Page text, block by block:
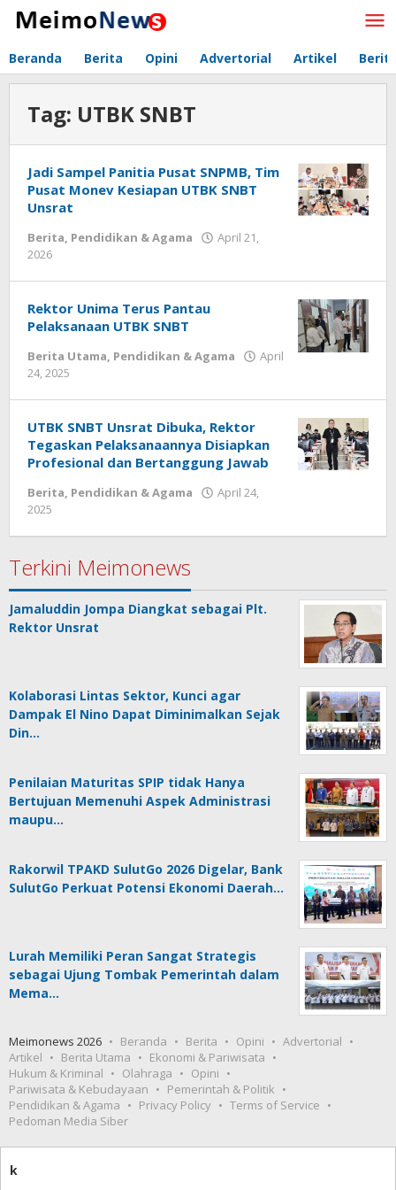
Lewati
Beranda Berita Opini Advertorial Artikel
Tag: UTBK SNBT
Jadi Sampel Panitia Pusat SNPMB, Tim
Pusat Monev Kesiapan UTBK SNBT
Unsrat
Berita, Pendidikan & Agama
April 21,
2026
Rektor Unima Terus Pantau
Pelaksanaan UTBK SNBT
Berita Utama, Pendidikan & Agama
April
24, 2025
UTBK SNBT Unsrat Dibuka, Rektor
Tegaskan Pelaksanaannya Disiapkan
Profesional dan Bertanggung Jawab
Berita, Pendidikan & Agama
April 24,
2025
Terkini Meimonews
Jamaluddin Jompa Diangkat sebagai Plt.
Rektor Unsrat
Kolaborasi Lintas Sektor, Kunci agar
Dampak El Nino Dapat Diminimalkan Sejak
Din…
Penilaian Maturitas SPIP tidak Hanya
Bertujuan Memenuhi Aspek Administrasi
maupu…
Rakorwil TPAKD SulutGo 2026 Digelar, Bank
SulutGo Perkuat Potensi Ekonomi Daerah…
Lurah Memiliki Peran Sangat Strategis
sebagai Ujung Tombak Pemerintah dalam
Mema…
Meimonews 2026 Beranda Berita Opini
Advertorial
Artikel
Berita Utama
Ekonomi & Pariwisata
Hukum & Kriminal
Olahraga
Opini
Pariwisata & Kebudayaan
Pemerintah & Politik
Pendidikan & Agama
Privacy Policy
Terms of Service
Pedoman Media Siber
k